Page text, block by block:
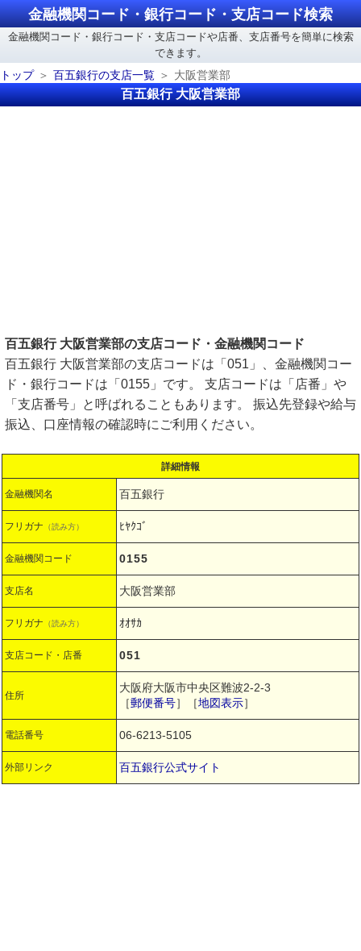
金融機関コード・銀行コード・支店コード検索
金融機関コード・銀行コード・支店コードや店番、支店番号を簡単に検索
できます。
トップ
百五銀行の支店一覧 大阪営業部
百五銀行 大阪営業部
百五銀行 大阪営業部の支店コード・金融機関コード
百五銀行 大阪営業部の支店コードは「051」、金融機関コー
ド・銀行コードは「0155」です。 支店コードは「店番」や
「支店番号」と呼ばれることもあります。 振込先登録や給与
振込、口座情報の確認時にご利用ください。
詳細情報
金融機関名 百五銀行
フリガナ （読み方） ﾋﾔｸｺﾞ
金融機関コード 0155
支店名 大阪営業部
フリガナ （読み方） ｵｵｻｶ
支店コード・店番 051
住所
大阪府大阪市中央区難波2-2-3
［郵便番号］［地図表示］
電話番号 06-6213-5105
外部リンク 百五銀行公式サイト